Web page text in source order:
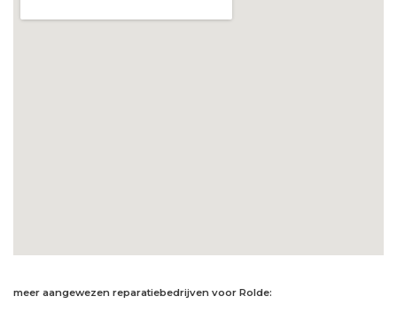
meer aangewezen reparatiebedrijven voor Rolde: